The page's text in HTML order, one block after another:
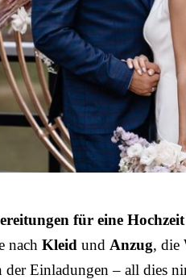
für eine
nach Kleid und Anzug, die
der Einladungen – all dies